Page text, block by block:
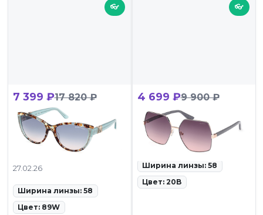
👓
7 399 ₽17 820 ₽
Guess by Marciano GMS
00011 89W
ID: 102769 •
27.02.26
Ширина линзы: 58
Цвет: 89W
👓
4 699 ₽9 900 ₽
Guess GUS 7881-H 20B
ID: 101813 • Солнцезащитные
очки • 27.02.26
Ширина линзы: 58
Цвет: 20B